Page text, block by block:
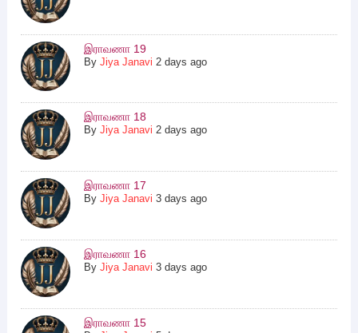
இராவணா 19
By Jiya Janavi 2 days ago
இராவணா 18
By Jiya Janavi 2 days ago
இராவணா 17
By Jiya Janavi 3 days ago
இராவணா 16
By Jiya Janavi 3 days ago
இராவணா 15